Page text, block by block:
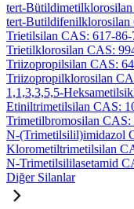
tert-
tert-Butildifenilklorosilan
Trietilsilan CAS: 617-86-
Trietilklorosilan CAS:
Triizopropilsilan CAS:
Triizopropilklorosilan
1,1,3,3,5,5-
Etiniltrimetilsilan CAS:
Trimetilbromosilan CAS:
N-(Trimetilsilil)imidazol
Klorometiltrimetilsilan
N-Trimetilsililasetamid
Diğer Silanlar